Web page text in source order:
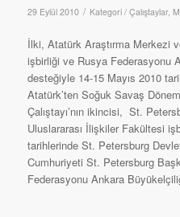
29 Eylül 2010 / Kategori / Çalıştaylar,
İlki, Atatürk Araştırma Merkezi
işbirliği ve Rusya Federasyonu
desteğiyle 14-15 Mayıs 2010
Atatürk’ten Soğuk Savaş
Çalıştayı’nın ikincisi, St.
Uluslararası İlişkiler Fakültesi
tarihlerinde St. Petersburg
Cumhuriyeti St. Petersburg
Federasyonu Ankara